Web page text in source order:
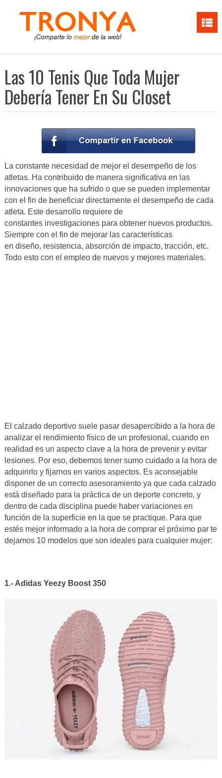
Las 10 Tenis Que Toda Mujer
Debería Tener En Su Closet
La constante necesidad de mejor el desempeño de los
atletas. Ha contribuido de manera significativa en las
innovaciones que ha sufrido o que se pueden implementar
con el fin de beneficiar directamente el desempeño de cada
atleta. Este desarrollo requiere de
constantes investigaciones para obtener nuevos productos.
Siempre con el fin de mejorar las características
en diseño, resistencia, absorción de impacto, tracción, etc.
Todo esto con el empleo de nuevos y mejores materiales.
El calzado deportivo suele pasar desapercibido a la hora de
analizar el rendimiento físico de un profesional, cuando en
realidad es un aspecto clave a la hora de prevenir y evitar
lesiones. Por eso, debemos tener sumo cuidado a la hora de
adquirirlo y fijarnos en varios aspectos. Es aconsejable
disponer de un correcto asesoramiento ya que cada calzado
está diseñado para la práctica de un deporte concreto, y
dentro de cada disciplina puede haber variaciones en
función de la superficie en la que se practique. Para que
estés mejor informado a la hora de comprar el próximo par te
dejamos 10 modelos que son ideales para cualquier mujer:
1.- Adidas Yeezy Boost 350